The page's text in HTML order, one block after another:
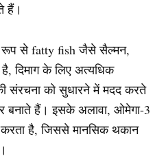
हैं।
रूप से fatty fish जैसे सैल्मन,
दिमाग के लिए अत्यधिक
संरचना को सुधारने में मदद करते
बनाते हैं। इसके अलावा, ओमेगा-3
है, जिससे मानसिक थकान